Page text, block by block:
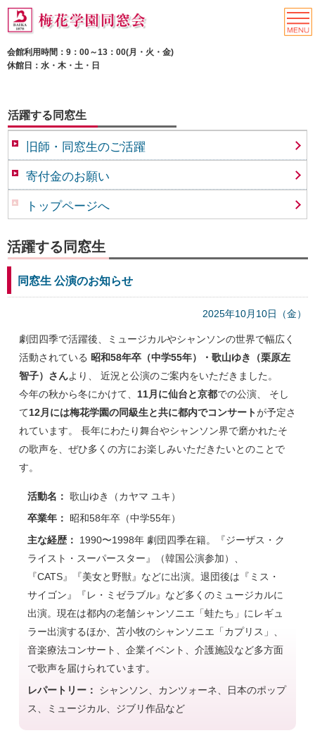
会館利用時間：9：00～13：00(月・火・金)
休館日：水・木・土・日
活躍する同窓生
旧師・同窓生のご活躍
寄付金のお願い
トップページへ
活躍する同窓生
同窓生 公演のお知らせ
2025年10月10日（金）
劇団四季で活躍後、ミュージカルやシャンソンの世界で幅広く
活動されている 昭和58年卒（中学55年）・歌山ゆき（栗原左
智子）さんより、 近況と公演のご案内をいただきました。
今年の秋から冬にかけて、 11月に仙台と京都での公演、 そし
て12月には梅花学園の同級生と共に都内でコンサートが予定さ
れています。 長年にわたり舞台やシャンソン界で磨かれたそ
の歌声を、ぜひ多くの方にお楽しみいただきたいとのことで
す。
活動名： 歌山ゆき（カヤマ ユキ）
卒業年：
昭和58年卒（中学55年）
主な経歴：
1990〜1998年 劇団四季在籍。『ジーザス・ク
ライスト・スーパースター』（韓国公演参加）、
『CATS』『美女と野獣』などに出演。退団後は『ミス・
サイゴン』『レ・ミゼラブル』など多くのミュージカルに
出演。現在は都内の老舗シャンソニエ「蛙たち」にレギュ
ラー出演するほか、苫小牧のシャンソニエ「カプリス」、
音楽療法コンサート、企業イベント、介護施設など多方面
で歌声を届けられています。
レパートリー：
シャンソン、カンツォーネ、日本のポップ
ス、ミュージカル、ジブリ作品など